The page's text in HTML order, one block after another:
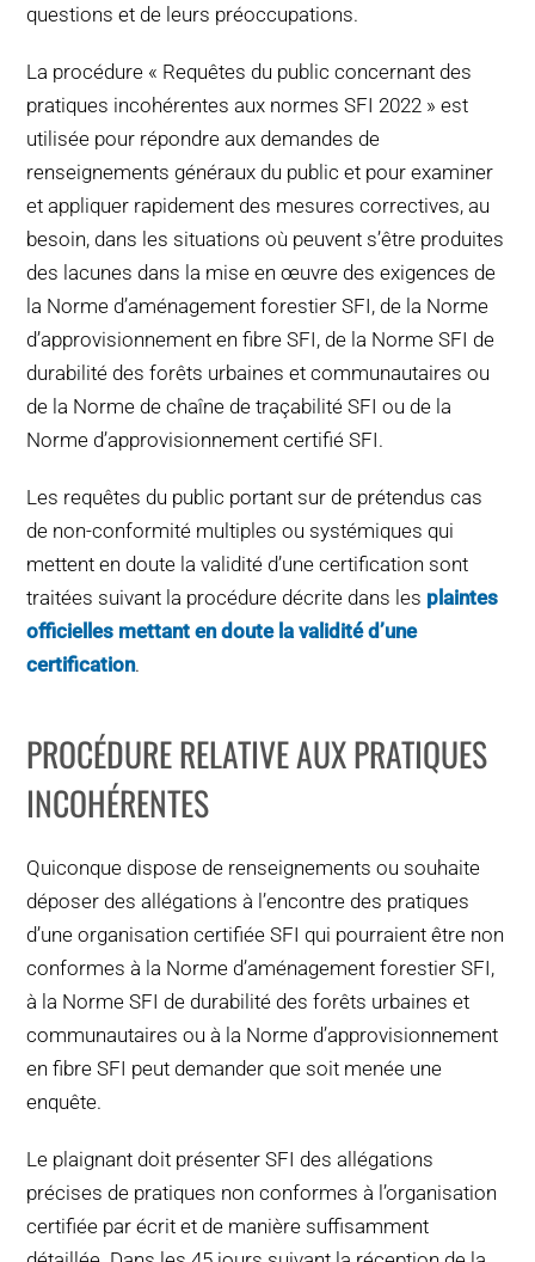
RESSOURCES
RÉSEAU
questions et de leurs préoccupations.
La procédure « Requêtes du public concernant des
pratiques incohérentes aux normes SFI 2022 » est
utilisée pour répondre aux demandes de
renseignements généraux du public et pour examiner
et appliquer rapidement des mesures correctives, au
besoin, dans les situations où peuvent s’être produites
des lacunes dans la mise en œuvre des exigences de
la Norme d’aménagement forestier SFI, de la Norme
d’approvisionnement en fibre SFI, de la Norme SFI de
durabilité des forêts urbaines et communautaires ou
de la Norme de chaîne de traçabilité SFI ou de la
Norme d’approvisionnement certifié SFI.
Les requêtes du public portant sur de prétendus cas
de non-conformité multiples ou systémiques qui
mettent en doute la validité d’une certification sont
traitées suivant la procédure décrite dans les plaintes
officielles mettant en doute la validité d’une
certification.
PROCÉDURE RELATIVE AUX PRATIQUES
INCOHÉRENTES
Quiconque dispose de renseignements ou souhaite
déposer des allégations à l’encontre des pratiques
d’une organisation certifiée SFI qui pourraient être non
conformes à la Norme d’aménagement forestier SFI,
à la Norme SFI de durabilité des forêts urbaines et
communautaires ou à la Norme d’approvisionnement
en fibre SFI peut demander que soit menée une
enquête.
Le plaignant doit présenter SFI des allégations
précises de pratiques non conformes à l’organisation
certifiée par écrit et de manière suffisamment